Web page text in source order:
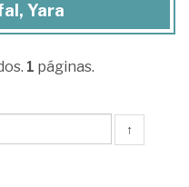
Yara
1 páginas.
↑